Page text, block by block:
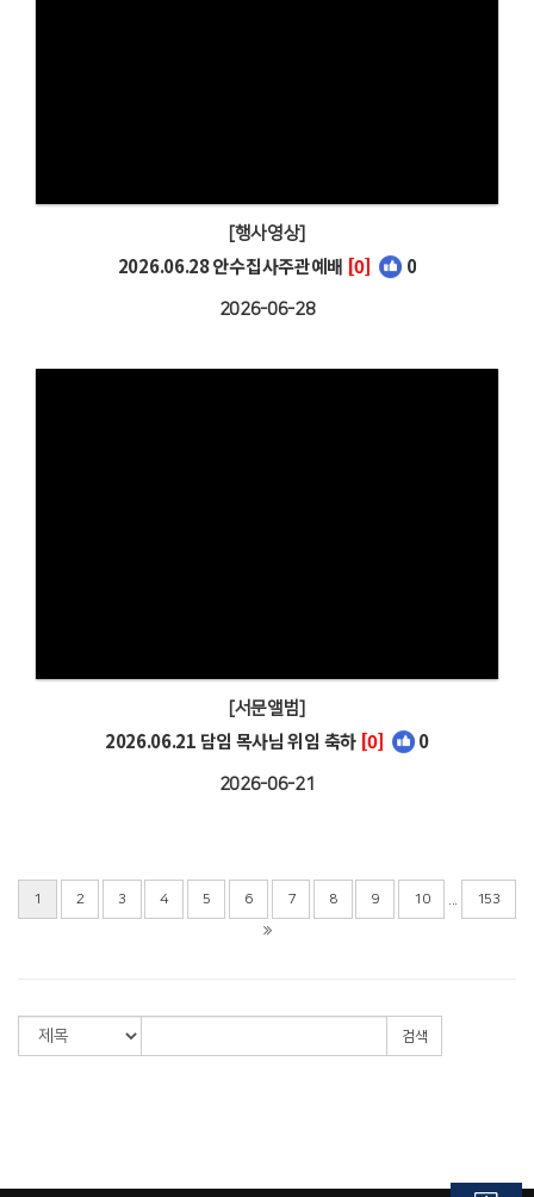
[행사영상]
2026.06.28 안수집사주관예배 [0] 0
2026-06-28
[서문앨범]
2026.06.21 담임 목사님 위임 축하 [0] 0
2026-06-21
1 2 3 4 5 6 7 8 9 10 153
검색